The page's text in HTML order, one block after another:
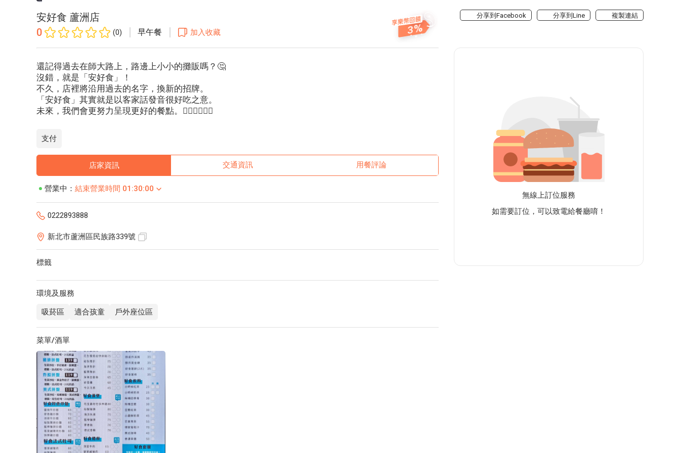
安好食 蘆洲店
0
(0) 早午餐 加入收藏 3
分享到Facebook 分享到Line 複製連結
還記得過去在師大路上，路邊上小小的攤販嗎？🤔
沒錯，就是「安好食」！
不久，店裡將沿用過去的名字，換新的招牌。
「安好食」其實就是以客家話發音很好吃之意。
未來，我們會更努力呈現更好的餐點。🙇🏻‍♂️🙇🏻‍♀️
支付
店家資訊 交通資訊 用餐評論
營業中： 結束營業時間 01:30:00
0222893888
新北市蘆洲區民族路339號
標籤
環境及服務
吸菸區 適合孩童 戶外座位區
菜單/酒單
無線上訂位服務
如需要訂位，可以致電給餐廳唷！